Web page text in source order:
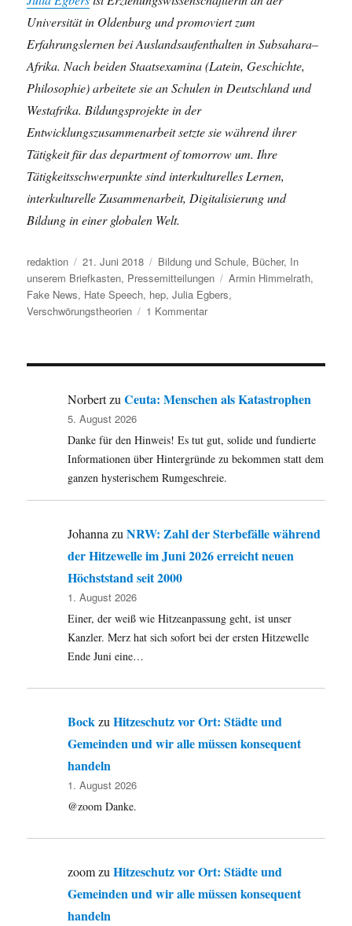
Universität in Oldenburg und promoviert zum
Erfahrungslernen bei Auslandsaufenthalten in Subsahara–
Afrika. Nach beiden Staatsexamina (Latein, Geschichte,
Philosophie) arbeitete sie an Schulen in Deutschland und
Westafrika. Bildungsprojekte in der
Entwicklungszusammenarbeit setzte sie während ihrer
Tätigkeit für das department of tomorrow um. Ihre
Tätigkeitsschwerpunkte sind interkulturelles Lernen,
interkulturelle Zusammenarbeit, Digitalisierung und
Bildung in einer globalen Welt.
Autor
redaktion
Veröffentlicht
am
21. Juni 2018 Kategorien
Bildung und Schule, Bücher, In
unserem Briefkasten, Pressemitteilungen Schlagwörter
Armin Himmelrath,
Fake News, Hate Speech, hep,Julia Egbers,
Verschwörungstheorien
1 Kommentarzu
und
Egbers:
Achtung:
News!
Wie
im
vermittelt
werden
NorbertzuCeuta: Menschen als Katastrophen
5. August 2026
Danke für den Hinweis! Es tut gut, solide und fundierte
Informationen über Hintergründe zu bekommen statt dem
ganzen hysterischem Rumgeschreie.
Johanna zuNRW: Zahl der Sterbefälle während
der Hitzewelle im Juni 2026 erreicht neuen
Höchststand seit 2000
1. August 2026
Einer, der weiß wie Hitzeanpassung geht, ist unser
Kanzler. Merz hat sich sofort bei der ersten Hitzewelle
Ende Juni eine…
BockzuHitzeschutz vor Ort: Städte und
Gemeinden und wir alle müssen konsequent
handeln
1. August 2026
@zoom Danke.
zoomzuHitzeschutz vor Ort: Städte und
Gemeinden und wir alle müssen konsequent
handeln